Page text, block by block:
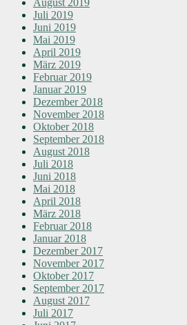
August 2019
Juli 2019
Juni 2019
Mai 2019
April 2019
März 2019
Februar 2019
Januar 2019
Dezember 2018
November 2018
Oktober 2018
September 2018
August 2018
Juli 2018
Juni 2018
Mai 2018
April 2018
März 2018
Februar 2018
Januar 2018
Dezember 2017
November 2017
Oktober 2017
September 2017
August 2017
Juli 2017